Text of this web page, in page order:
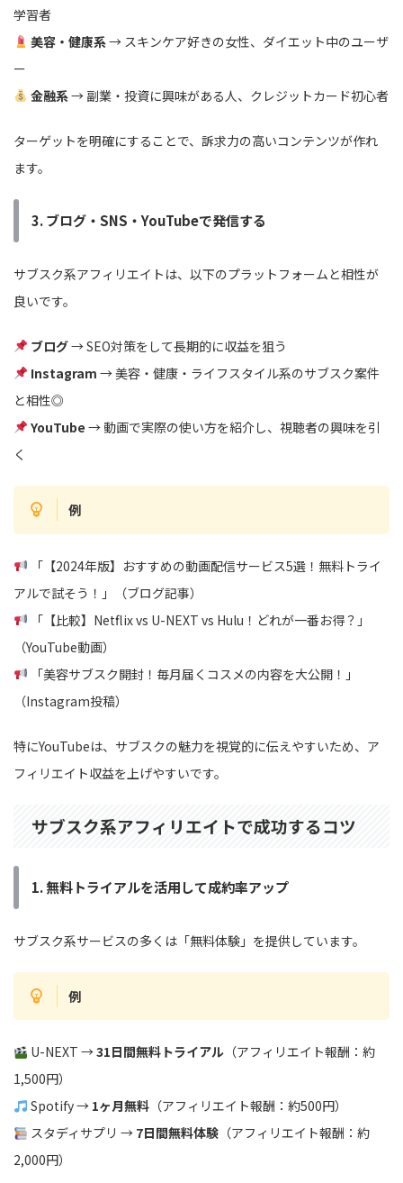
学習者
美容・健康系→ スキンケア好きの女性、ダイエット中のユーザ
ー
金融系→ 副業・投資に興味がある人、クレジットカード初心者
ターゲットを明確にすることで、訴求力の高いコンテンツが作れ
ます。
3. ブログ・SNS・YouTubeで発信する
サブスク系アフィリエイトは、以下のプラットフォームと相性が
良いです。
ブログ→ SEO対策をして長期的に収益を狙う
Instagram → 美容・健康・ライフスタイル系のサブスク案件
と相性◎
YouTube → 動画で実際の使い方を紹介し、視聴者の興味を引
く
例
「【2024年版】おすすめの動画配信サービス5選！無料トライ
アルで試そう！」（ブログ記事）
「【比較】Netflix vs U-NEXT vs Hulu！どれが一番お得？」
（YouTube動画）
「美容サブスク開封！毎月届くコスメの内容を大公開！」
（Instagram投稿）
特にYouTubeは、サブスクの魅力を視覚的に伝えやすいため、ア
フィリエイト収益を上げやすいです。
サブスク系アフィリエイトで成功するコツ
1. 無料トライアルを活用して成約率アップ
サブスク系サービスの多くは「無料体験」を提供しています。
例
U-NEXT →31日間無料トライアル（アフィリエイト報酬：約
1,500円）
Spotify → 1ヶ月無料（アフィリエイト報酬：約500円）
スタディサプリ → 7日間無料体験（アフィリエイト報酬：約
2,000円）